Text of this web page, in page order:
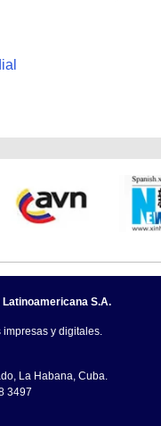
S.A.
y digitales.
La Habana, Cuba.
3497